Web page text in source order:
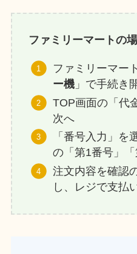
ファミリーマートの
ファミリーマー
ー機 」で手続き
TOP画面の「代
次へ
「番号入力」を
の「第1番号」
注文内容を確認
し、レジで支払